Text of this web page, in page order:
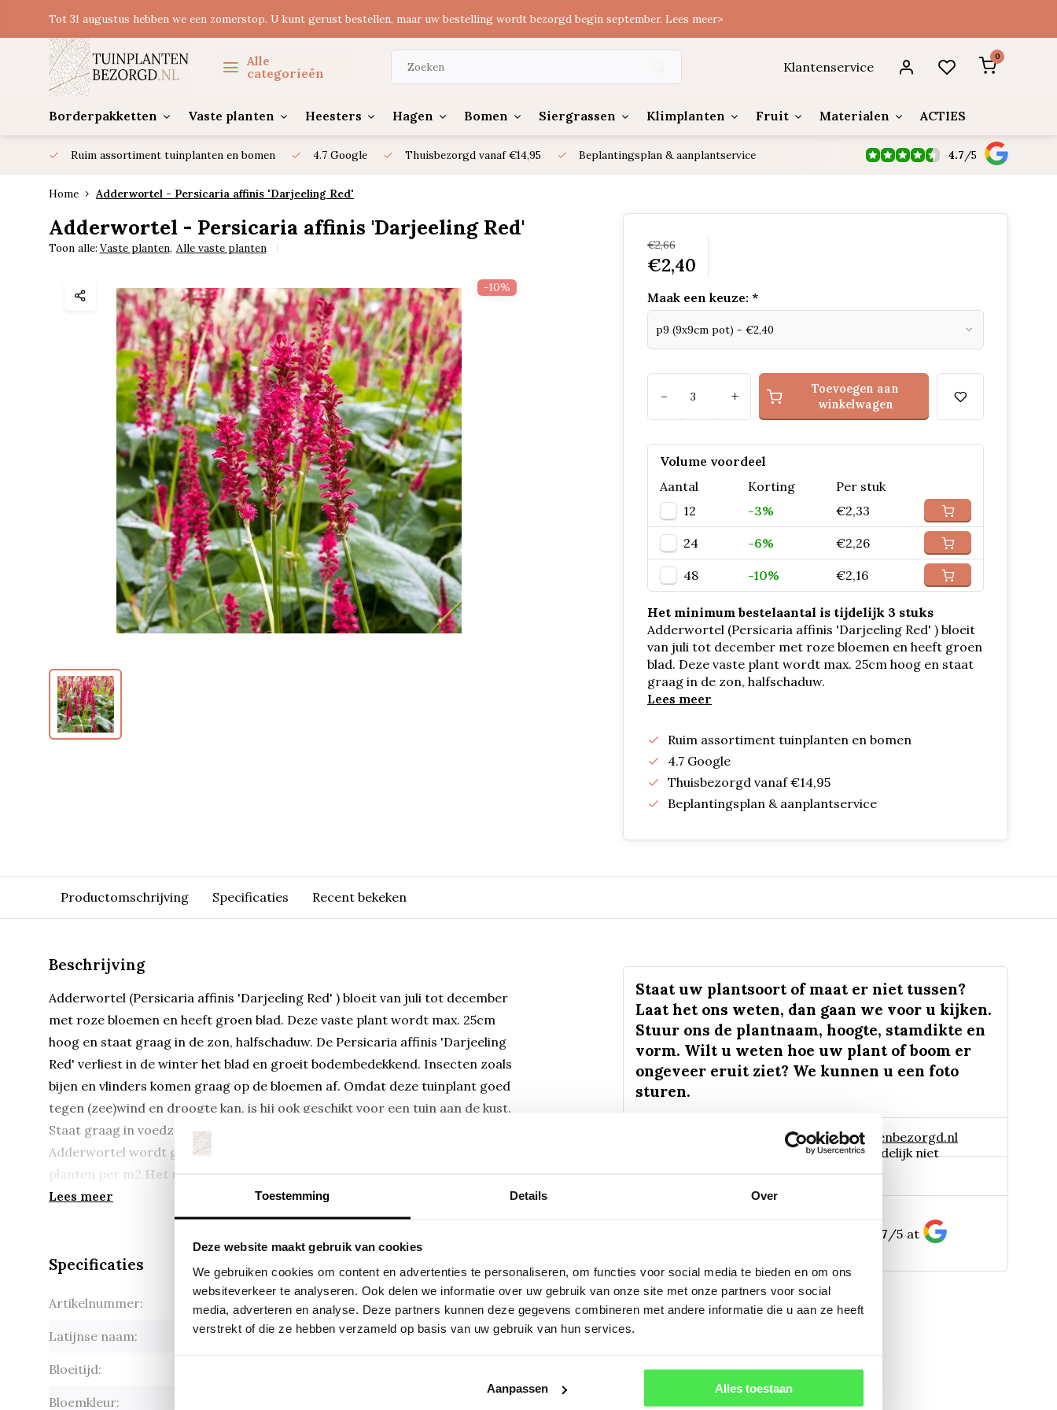
Toestemming Details Over
Deze website maakt gebruik van cookies
We gebruiken cookies om content en advertenties te personaliseren, om functies voor social media te bieden en om ons
websiteverkeer te analyseren. Ook delen we informatie over uw gebruik van onze site met onze partners voor social
media, adverteren en analyse. Deze partners kunnen deze gegevens combineren met andere informatie die u aan ze heeft
verstrekt of die ze hebben verzameld op basis van uw gebruik van hun services.
Aanpassen Alles toestaan
Tot 31 augustus hebben we een zomerstop. U kunt gerust bestellen, maar uw bestelling wordt bezorgd begin september. Lees meer>
Alle
categorieën
Klantenservice
0
Borderpakketten Vaste planten Heesters Hagen Bomen Siergrassen Klimplanten Fruit Materialen ACTIES
Ruim assortiment tuinplanten en bomen 4.7 Google Thuisbezorgd vanaf €14,95 Beplantingsplan & aanplantservice 4.7 /5
Home Adderwortel - Persicaria affinis 'Darjeeling Red'
Adderwortel - Persicaria affinis 'Darjeeling Red'
Toon alle: Vaste planten, Alle vaste planten
-10%
€2,66
€2,40
Maak een keuze: *
- +
Toevoegen aan
winkelwagen
Volume voordeel
Aantal
Korting
Per stuk
12
-3% €2,33
24 -6% €2,26
48 -10% €2,16
Het minimum bestelaantal is tijdelijk 3 stuks
Adderwortel (Persicaria affinis 'Darjeeling Red' ) bloeit
van juli tot december met roze bloemen en heeft groen
blad. Deze vaste plant wordt max. 25cm hoog en staat
graag in de zon, halfschaduw.
Lees meer
Ruim assortiment tuinplanten en bomen
4.7 Google
Thuisbezorgd vanaf €14,95
Beplantingsplan & aanplantservice
Productomschrijving Specificaties Recent bekeken
Beschrijving
Adderwortel (Persicaria affinis 'Darjeeling Red' ) bloeit van juli tot december
met roze bloemen en heeft groen blad. Deze vaste plant wordt max. 25cm
hoog en staat graag in de zon, halfschaduw. De Persicaria affinis 'Darjeeling
Red' verliest in de winter het blad en groeit bodembedekkend. Insecten zoals
bijen en vlinders komen graag op de bloemen af. Omdat deze tuinplant goed
tegen (zee)wind en droogte kan, is hij ook geschikt voor een tuin aan de kust.
Staat graag in voedzame, doorlatende grond. Ook geschikt als snijbloem.
Adderwortel wordt geleverd in een pot van 9*9 cm, ga uit van ongeveer 9
planten per m2. Het minimum bestelaantal is tijdelijk 3 stuks
Lees meer
Specificaties
Artikelnummer: Persicaria affinis 'Darjeeling Red'
Latijnse naam: Persicaria affinis 'Darjeeling Red'
Bloeitijd:
Bloemkleur:
Staat uw plantsoort of maat er niet tussen?
Laat het ons weten, dan gaan we voor u kijken.
Stuur ons de plantnaam, hoogte, stamdikte en
vorm. Wilt u weten hoe uw plant of boom er
ongeveer eruit ziet? We kunnen u een foto
sturen.
info@tuinplantenbezorgd.nl
06 45 601 508 (tijdelijk niet
4.7 /5 at